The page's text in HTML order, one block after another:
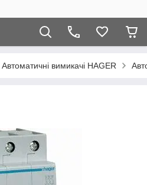
Автоматичні вимикачі HAGER